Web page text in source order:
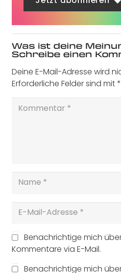
Was ist deine
Schreibe einen
Deine E-Mail-Adresse wird
Erforderliche Felder sind mit*
Benachrichtige mich
Kommentare via E-Mail.
Benachrichtige mich